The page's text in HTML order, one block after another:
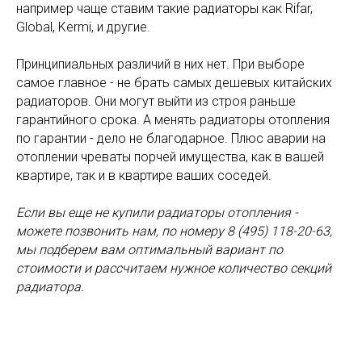
например чаще ставим такие радиаторы как Rifar,
Global, Kermi, и другие.
Принципиальных различий в них нет. При выборе
самое главное - не брать самых дешевых китайских
радиаторов. Они могут выйти из строя раньше
гарантийного срока. А менять радиаторы отопления
по гарантии - дело не благодарное. Плюс аварии на
отоплении чреваты порчей имущества, как в вашей
квартире, так и в квартире ваших соседей.
Если вы еще не купили радиаторы отопления -
можете позвонить нам, по номеру 8 (495) 118-20-63,
мы подберем вам оптимальный вариант по
стоимости и рассчитаем нужное количество секций
радиатора.